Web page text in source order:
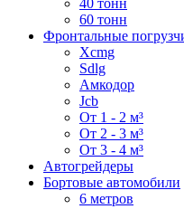
60 тонн
Фронтальные
Xcmg
Sdlg
Амкодор
Jcb
От 1 - 2 м³
От 2 - 3 м³
От 3 - 4 м³
Автогрейдеры
Бортовые автомобили
6 метров